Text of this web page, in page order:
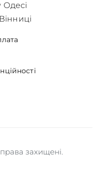
Одесі
захищені.